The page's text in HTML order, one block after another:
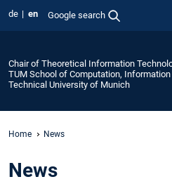
de en Google search
Chair of Theoretical Information
TUM School of Computation,
Technical University of Munich
Home News
News